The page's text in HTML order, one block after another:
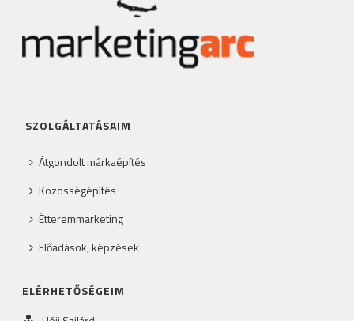
SZOLGÁLTATÁSAIM
Átgondolt márkaépítés
Közösségépítés
Étteremmarketing
Előadások, képzések
ELÉRHETŐSÉGEIM